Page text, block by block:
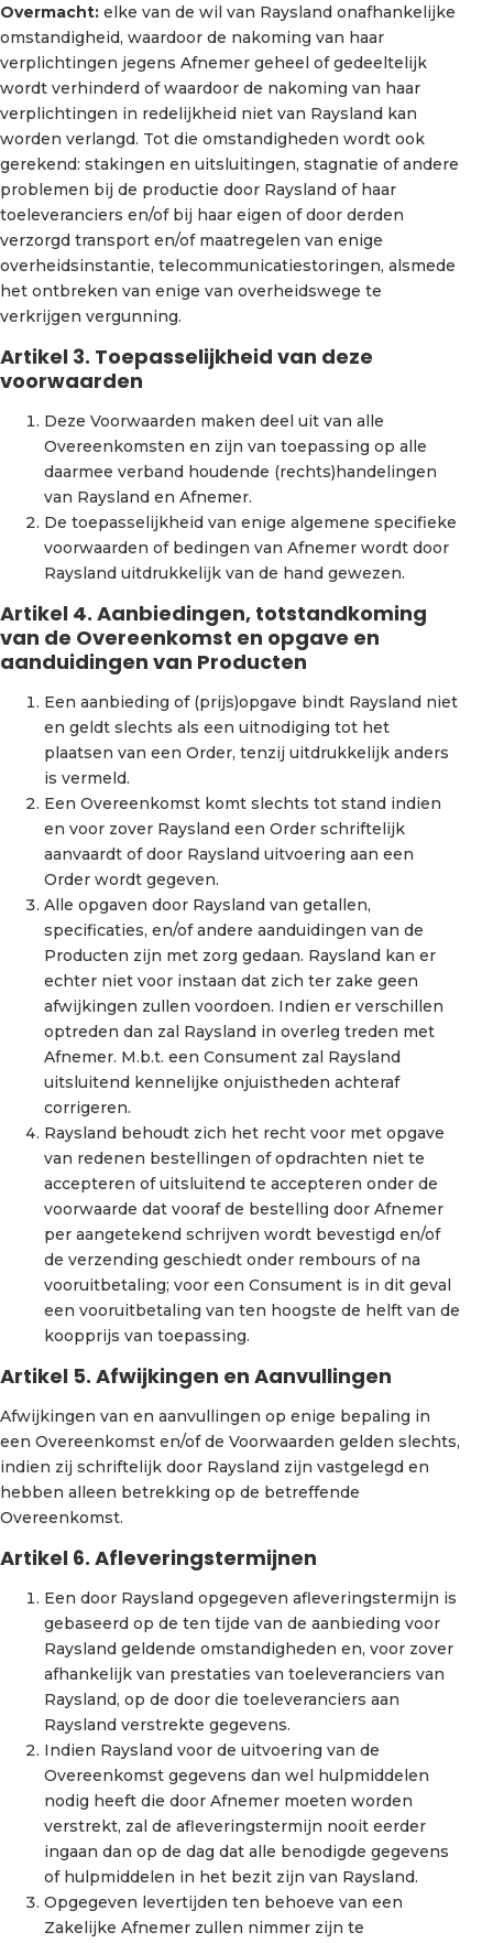
Overmacht: elke van de wil van Raysland onafhankelijke
omstandigheid, waardoor de nakoming van haar
verplichtingen jegens Afnemer geheel of gedeeltelijk
wordt verhinderd of waardoor de nakoming van haar
verplichtingen in redelijkheid niet van Raysland kan
worden verlangd. Tot die omstandigheden wordt ook
gerekend: stakingen en uitsluitingen, stagnatie of andere
problemen bij de productie door Raysland of haar
toeleveranciers en/of bij haar eigen of door derden
verzorgd transport en/of maatregelen van enige
overheidsinstantie, telecommunicatiestoringen, alsmede
het ontbreken van enige van overheidswege te
verkrijgen vergunning.
Artikel 3. Toepasselijkheid van deze
voorwaarden
Deze Voorwaarden maken deel uit van alle
Overeenkomsten en zijn van toepassing op alle
daarmee verband houdende (rechts)handelingen
van Raysland en Afnemer.
De toepasselijkheid van enige algemene specifieke
voorwaarden of bedingen van Afnemer wordt door
Raysland uitdrukkelijk van de hand gewezen.
Artikel 4. Aanbiedingen, totstandkoming
van de Overeenkomst en opgave en
aanduidingen van Producten
Een aanbieding of (prijs)opgave bindt Raysland niet
en geldt slechts als een uitnodiging tot het
plaatsen van een Order, tenzij uitdrukkelijk anders
is vermeld.
Een Overeenkomst komt slechts tot stand indien
en voor zover Raysland een Order schriftelijk
aanvaardt of door Raysland uitvoering aan een
Order wordt gegeven.
Alle opgaven door Raysland van getallen,
specificaties, en/of andere aanduidingen van de
Producten zijn met zorg gedaan. Raysland kan er
echter niet voor instaan dat zich ter zake geen
afwijkingen zullen voordoen. Indien er verschillen
optreden dan zal Raysland in overleg treden met
Afnemer. M.b.t. een Consument zal Raysland
uitsluitend kennelijke onjuistheden achteraf
corrigeren.
Raysland behoudt zich het recht voor met opgave
van redenen bestellingen of opdrachten niet te
accepteren of uitsluitend te accepteren onder de
voorwaarde dat vooraf de bestelling door Afnemer
per aangetekend schrijven wordt bevestigd en/of
de verzending geschiedt onder rembours of na
vooruitbetaling; voor een Consument is in dit geval
een vooruitbetaling van ten hoogste de helft van de
koopprijs van toepassing.
Artikel 5. Afwijkingen en Aanvullingen
Afwijkingen van en aanvullingen op enige bepaling in
een Overeenkomst en/of de Voorwaarden gelden slechts,
indien zij schriftelijk door Raysland zijn vastgelegd en
hebben alleen betrekking op de betreffende
Overeenkomst.
Artikel 6. Afleveringstermijnen
Een door Raysland opgegeven afleveringstermijn is
gebaseerd op de ten tijde van de aanbieding voor
Raysland geldende omstandigheden en, voor zover
afhankelijk van prestaties van toeleveranciers van
Raysland, op de door die toeleveranciers aan
Raysland verstrekte gegevens.
Indien Raysland voor de uitvoering van de
Overeenkomst gegevens dan wel hulpmiddelen
nodig heeft die door Afnemer moeten worden
verstrekt, zal de afleveringstermijn nooit eerder
ingaan dan op de dag dat alle benodigde gegevens
of hulpmiddelen in het bezit zijn van Raysland.
Opgegeven levertijden ten behoeve van een
Zakelijke Afnemer zullen nimmer zijn te